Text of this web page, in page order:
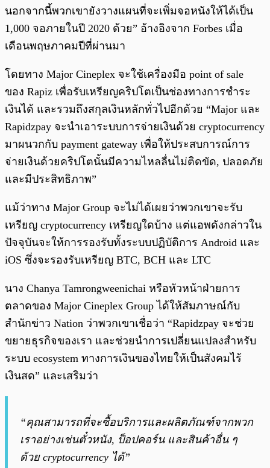
นอกจากนี้พวกเขายังวางแผนที่จะเพิ่มจอหนังให้ได้เป็น
1,000 จอภายในปี 2020 ด้วย” อ้างอิงจาก Forbes เมื่อ
เดือนพฤษภาคมปีที่ผ่านมา
โดยทาง Major Cineplex จะใช้เครื่องมือ point of sale
ของ Rapiz เพื่อรับเหรียญคริปโตเป็นช่องทางการชำระ
เงินได้ และรวมถึงสกุลเงินหลักทั่วไปอีกด้วย “Major และ
Rapidzpay จะนำเอาระบบการจ่ายเงินด้วย cryptocurrency
มาผนวกกับ payment gateway เพื่อให้ประสบการณ์การ
จ่ายเงินด้วยคริปโตนั้นมีความไหลลื่นไม่ติดขัด, ปลอดภัย
และมีประสิทธิภาพ”
แม้ว่าทาง Major Group จะไม่ได้เผยว่าพวกเขาจะรับ
เหรียญ cryptocurrency เหรียญใดบ้าง แต่แอพดังกล่าวใน
ปัจจุบันจะให้การรองรับทั้งระบบปฏิบัติการ Android และ
iOS ซึ่งจะรองรับเหรียญ BTC, BCH และ LTC
นาง Chanya Tamrongweenichai หรือหัวหน้าฝ่ายการ
ตลาดของ Major Cineplex Group ได้ให้สัมภาษณ์กับ
สำนักข่าว Nation ว่าพวกเขาเชื่อว่า “Rapidzpay จะช่วย
ขยายธุรกิจของเรา และช่วยนำการเปลี่ยนแปลงสำหรับ
ระบบ ecosystem ทางการเงินของไทยให้เป็นสังคมไร้
เงินสด” และเสริมว่า
“คุณสามารถที่จะซื้อบริการและผลิตภัณฑ์จากพวก
เราอย่างเช่นตั๋วหนัง, ป็อปคอร์น และสินค้าอื่น ๆ
ด้วย cryptocurrency ได้”